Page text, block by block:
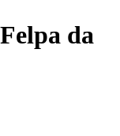
Felpa da